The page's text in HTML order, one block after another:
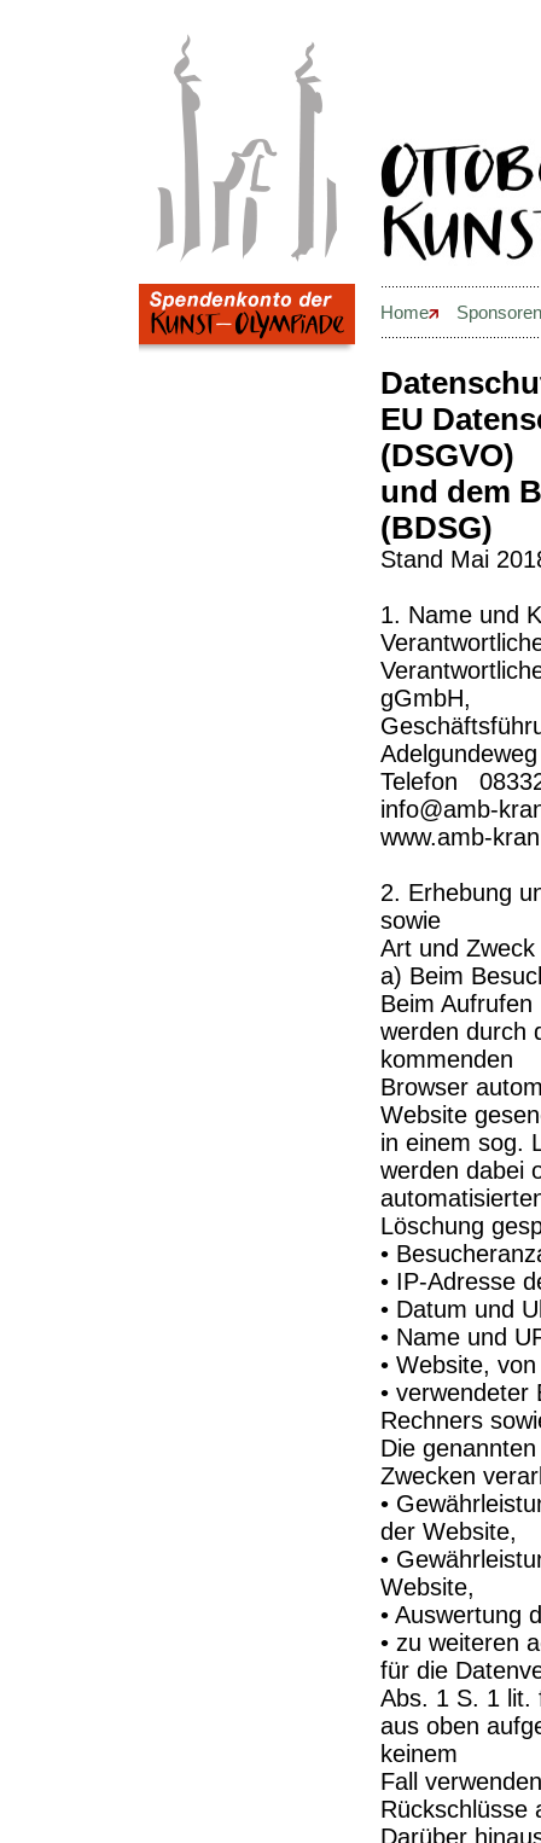
Home Sponsoren
EU
(DSGVO)
und dem
(BDSG)
Stand Mai
1. Name und
gGmbH,
Telefon
info@amb-
www.amb-
2. Erhebung
sowie
Art und
a) Beim
Beim
werden durch
kommenden
Browser
Website
in einem sog.
werden dabei
Löschung
•
• IP-Adresse
• Datum und
• Name und
• Website,
•
Rechners
Die
Zwecken
•
der Website,
•
Website,
• Auswertung
• zu weiteren
für die
Abs. 1 S. 1 lit.
aus oben
keinem
Fall
Rückschlüsse
Darüber